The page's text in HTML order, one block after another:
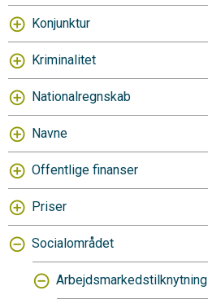
Konjunktur
Kriminalitet
Nationalregnskab
Navne
Offentlige finanser
Priser
Socialområdet
Arbejdsmarkedstilknytning